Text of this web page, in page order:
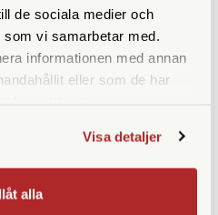
de sociala medier och
vi samarbetar med.
informationen med annan
eller som de har
Visa detaljer
alla
Svart